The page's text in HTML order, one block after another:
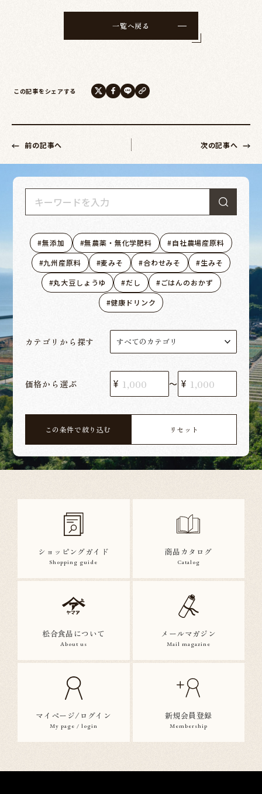
一覧へ戻る
この記事をシェアする
前の記事へ 次の記事へ
無添加 無農薬・無化学肥料
自社農場産原料
九州産原料
麦みそ 合わせみそ
生みそ
丸大豆しょうゆ
だし
ごはんのおかず
健康ドリンク
カテゴリから探す
価格から選ぶ 〜
この条件で絞り込む リセット
ショッピングガイド
Shopping guide
商品カタログ
Catalog
松合食品について
About us
メールマガジン
Mail magazine
マイページ/ログイン
My page / login
新規会員登録
Membership